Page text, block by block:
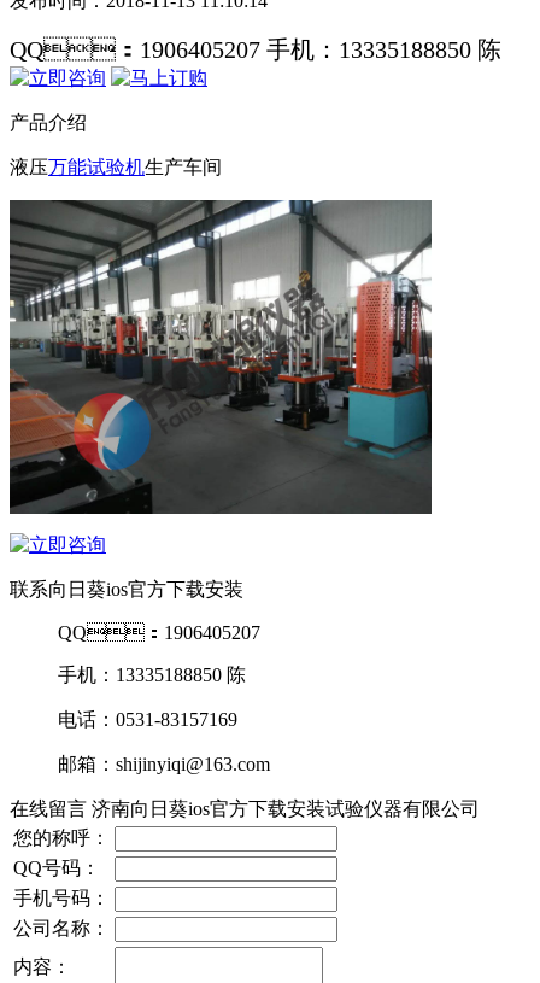
QQ：1906405207 手机：13335188850 陈
产品介绍
液压万能试验机生产车间
联系向日葵ios官方下载安装
QQ：1906405207
手机：13335188850 陈
电话：0531-83157169
邮箱：shijinyiqi@163.com
在线留言 济南向日葵ios官方下载安装试验仪器有限公司
您的称呼：
QQ号码：
手机号码：
公司名称：
内容：